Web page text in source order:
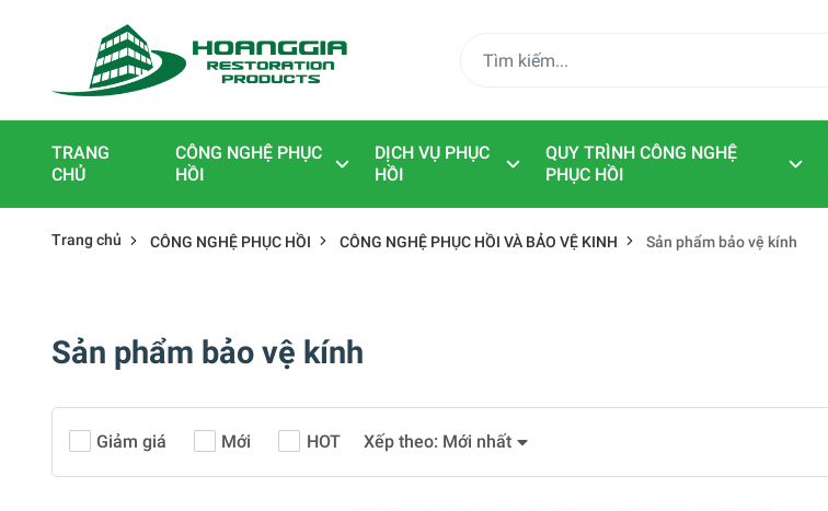
TRANG
CHỦ
CÔNG NGHỆ PHỤC
HỒI
DỊCH VỤ PHỤC
HỒI
QUY TRÌNH CÔNG NGHỆ
PHỤC HỒI
Trang chủ CÔNG NGHỆ PHỤC HỒI CÔNG NGHỆ PHỤC HỒI VÀ BẢO VỆ KINH Sản phẩm bảo vệ kính
Sản phẩm bảo vệ kính
Giảm giá Mới HOT Xếp theo: Mới nhất